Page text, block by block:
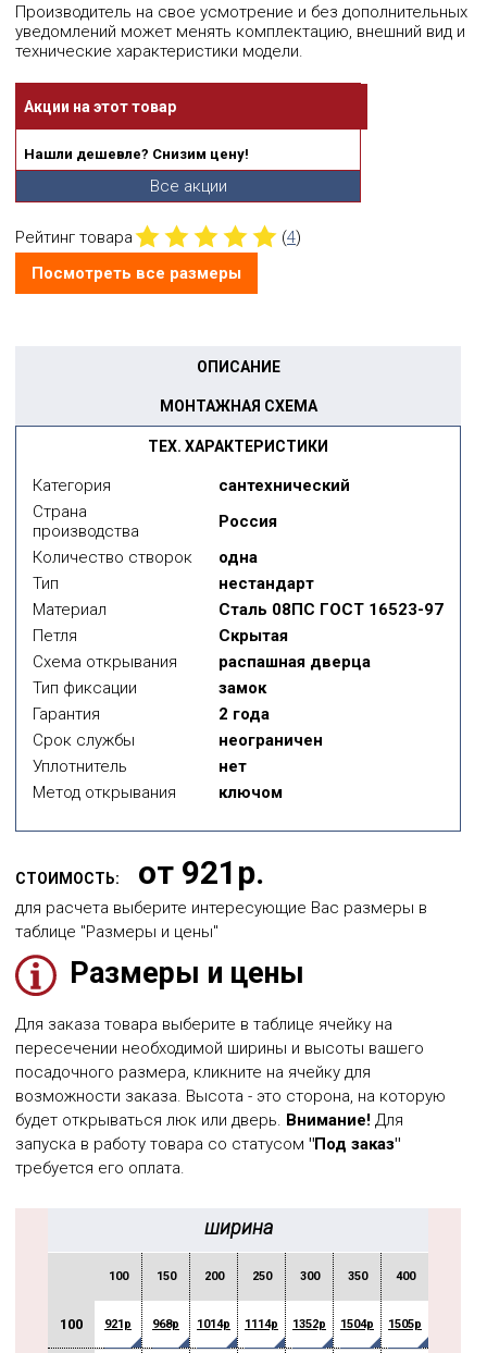
Производитель на свое усмотрение и без дополнительных
уведомлений может менять комплектацию, внешний вид и
технические характеристики модели.
Акции на этот товар
Нашли дешевле? Снизим цену!
Все акции
Рейтинг товара (4)
Посмотреть все размеры
ТЕХ. ХАРАКТЕРИСТИКИ
ОПИСАНИЕ
МОНТАЖНАЯ СХЕМА
Категория
сантехнический
Страна
производства
Россия
Количество створок
одна
Тип
нестандарт
Материал
Сталь 08ПС ГОСТ 16523-97
Петля
Скрытая
Схема открывания
распашная дверца
Тип фиксации
замок
Гарантия
2 года
Срок службы
неограничен
Уплотнитель
нет
Метод открывания
ключом
СТОИМОСТЬ: от 921р.
для расчета выберите интересующие Вас размеры в
таблице "Размеры и цены"
Размеры и цены
Для заказа товара выберите в таблице ячейку на
пересечении необходимой ширины и высоты вашего
посадочного размера, кликните на ячейку для
возможности заказа. Высота - это сторона, на которую
будет открываться люк или дверь. Внимание! Для
запуска в работу товара со статусом "Под заказ"
требуется его оплата.
ширина
100 150 200 250 300 350 400
100 921р 968р 1014р 1114р 1352р 1504р 1505р